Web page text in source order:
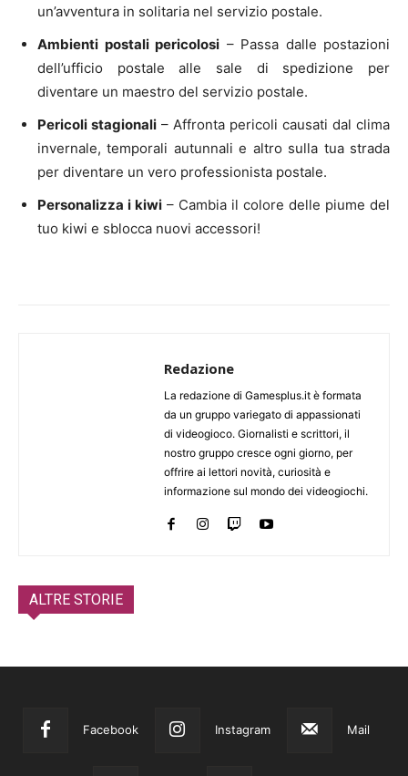
un’avventura in solitaria nel servizio postale.
Ambienti postali pericolosi – Passa dalle postazioni
dell’ufficio postale alle sale di spedizione per
diventare un maestro del servizio postale.
Pericoli stagionali – Affronta pericoli causati dal clima
invernale, temporali autunnali e altro sulla tua strada
per diventare un vero professionista postale.
Personalizza i kiwi – Cambia il colore delle piume del
tuo kiwi e sblocca nuovi accessori!
Redazione
La redazione di Gamesplus.it è formata
da un gruppo variegato di appassionati
di videogioco. Giornalisti e scrittori, il
nostro gruppo cresce ogni giorno, per
offrire ai lettori novità, curiosità e
informazione sul mondo dei videogiochi.
ALTRE STORIE
Facebook Instagram Mail